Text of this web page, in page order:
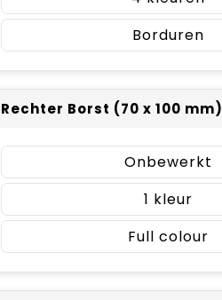
Borduren
Rechter Borst (70 x 100 mm)
Onbewerkt
1
Full colour